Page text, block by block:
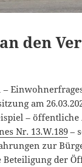
den
–
am
– öffentliche
Nr. 13.W.189 –
zur
Beteiligung der